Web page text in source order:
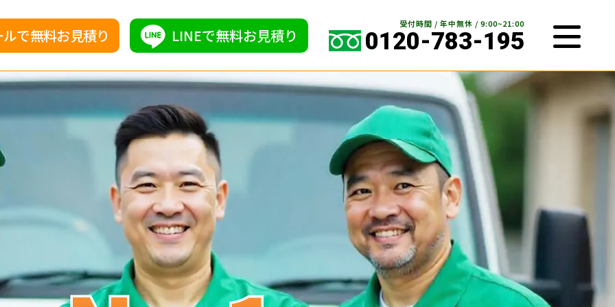
で無料お見積り LINEで無料お見積り
受付時間 / 年中無休 / 9:00~21:00
0120-783-195